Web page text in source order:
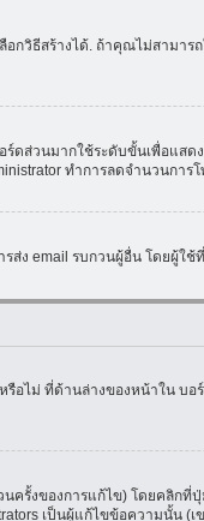
กวิธีสร้างได้. ถ้าคุณไม่สามา
ส่วนมากใช้ระดับขั้นเพื่อแสด
ทำการลดจำนวนการ
ง email รบกวนผู้อื่น โดยผู้ใช้
ไม่ ที่ด้านล่างของหน้าใน บอ
ครั้งของการแก้ไข) โดยคลิก
เป็นผู้แก้ไขข้อความนั้น (เ